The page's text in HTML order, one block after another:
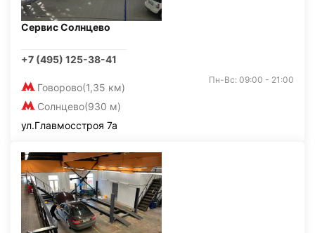
Сервис Солнцево
+7 (495) 125-38-41
Говорово(1,35 км)
Солнцево(930 м)
Пн-Вс: 09:00 - 21:00
ул.Главмосстроя 7а